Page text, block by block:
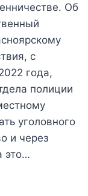
Об
с
года,
полиции
уголовного
и через
это…